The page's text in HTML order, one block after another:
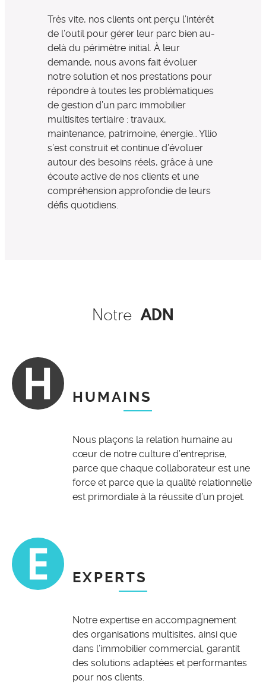
Très vite, nos clients ont perçu l’intérêt
de l’outil pour gérer leur parc bien au-
delà du périmètre initial. À leur
demande, nous avons fait évoluer
notre solution et nos prestations pour
répondre à toutes les problématiques
de gestion d’un parc immobilier
multisites tertiaire : travaux,
maintenance, patrimoine, énergie… Yllio
s’est construit et continue d’évoluer
autour des besoins réels, grâce à une
écoute active de nos clients et une
compréhension approfondie de leurs
défis quotidiens.
NotreADN
HUMAINS
Nous plaçons la relation humaine au
cœur de notre culture d’entreprise,
parce que chaque collaborateur est une
force et parce que la qualité relationnelle
est primordiale à la réussite d’un projet.
EXPERTS
Notre expertise en accompagnement
des organisations multisites, ainsi que
dans l’immobilier commercial, garantit
des solutions adaptées et performantes
pour nos clients.